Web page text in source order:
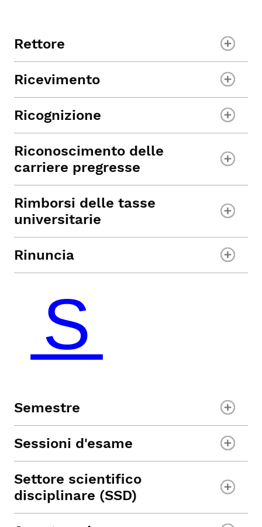
Rettore
Ricevimento
Ricognizione
Riconoscimento delle
carriere pregresse
Rimborsi delle tasse
universitarie
Rinuncia
Semestre
Sessioni d'esame
Settore scientifico
disciplinare (SSD)